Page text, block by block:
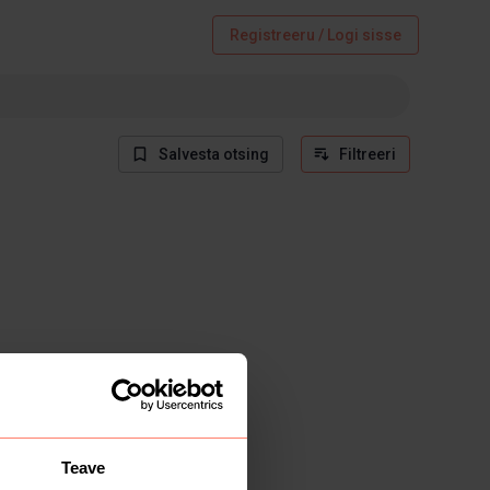
Teave
Registreeru / Logi sisse
Salvesta otsing Filtreeri